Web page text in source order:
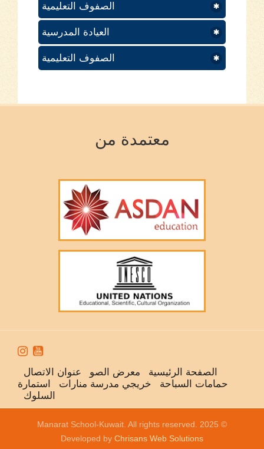
الصفوف التعليمية
العيادة المدرسية
الصفوف التعليمية
معتمدة من
 
الصفحة الرئيسية معرض الصو
عنوان الاتصال
حمامات السباحة
خريجي مدرسة منارات
استمارة
السلوك
© 2025 Manarat School-Kuwait. All rights reserved.
Developed by Chrisans Web Solutions